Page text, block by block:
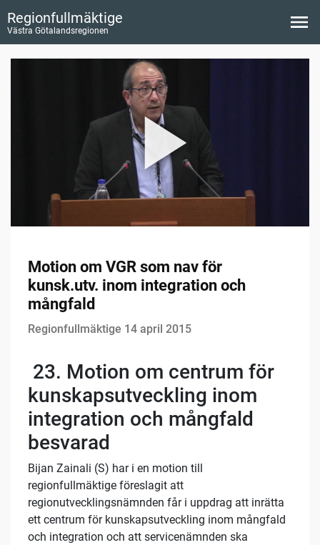
Regionfullmäktige
Västra Götalandsregionen
Motion om VGR som nav för
kunsk.utv. inom integration och
mångfald
Regionfullmäktige 14 april 2015
23. Motion om centrum för
kunskapsutveckling inom
integration och mångfald
besvarad
Bijan Zainali (S) har i en motion till
regionfullmäktige föreslagit att
regionutvecklingsnämnden får i uppdrag att inrätta
ett centrum för kunskapsutveckling inom mångfald
och integration och att servicenämnden ska